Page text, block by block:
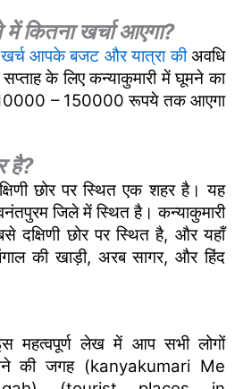
में कितना खर्चा आएगा?
आपके बजट और यात्रा कीअवधि
के लिए कन्याकुमारी में घूमने का
– 150000 रूपये तक आएगा
है?
छोर पर स्थित एक शहर है। यह
जिले में स्थित है। कन्याकुमारी
दक्षिणी छोर पर स्थित है, और यहाँ
की खाड़ी, अरब सागर, और हिंद
लेख में आप सभी लोगों
की जगह (kanyakumari Me